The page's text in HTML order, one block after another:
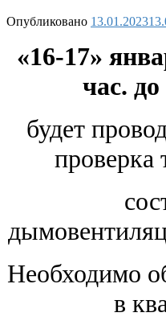
Опубликовано 13.01.2023
«16-17»
час.
будет
проверка
Необходимо
в